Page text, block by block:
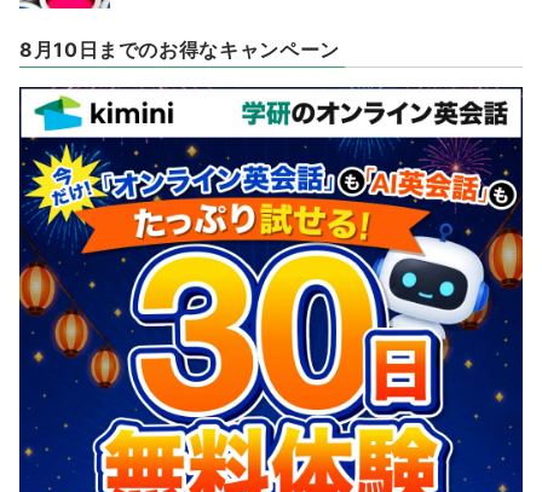
8月10日までのお得なキャンペーン